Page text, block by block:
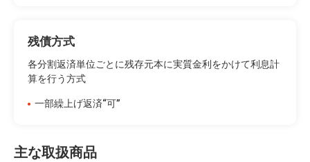
残債方式
各分割返済単位ごとに残存元本に実質金利をかけて利息計
算を行う方式
一部繰上げ返済“可”
主な取扱商品